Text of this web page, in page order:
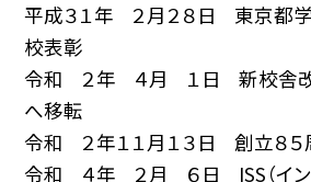
平成３１年 ２月２８日 東京都
校表彰
令和 ２年 ４月 １日 新校舎
へ移転
令和 ２年１１月１３日 創立８
令和 ４年 ２月 ６日 ISS（イン